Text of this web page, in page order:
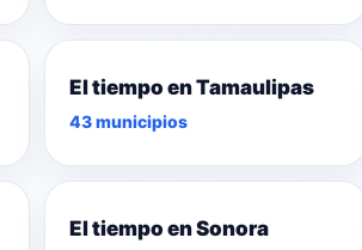
El tiempo en Tamaulipas
43 municipios
El tiempo en Sonora